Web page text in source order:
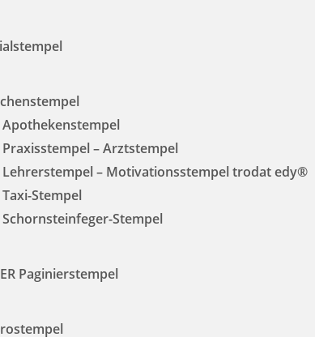
Apothekenstempel
Praxisstempel – Arztstempel
Lehrerstempel – Motivationsstempel trodat edy®
Taxi-Stempel
Schornsteinfeger-Stempel
Paginierstempel